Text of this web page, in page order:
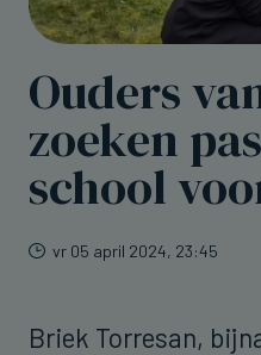
Ouders
zoeken
school
vr 05 april 2024, 23:45
Briek Torresan,